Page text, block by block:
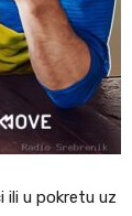
u pokretu uz